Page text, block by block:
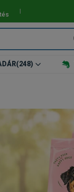
(248)